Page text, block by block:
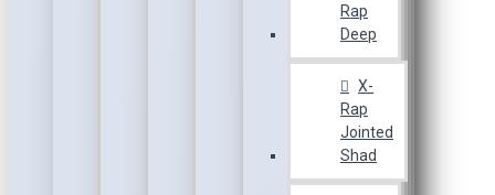
Rap
Deep
X-
Rap
Jointed
Shad